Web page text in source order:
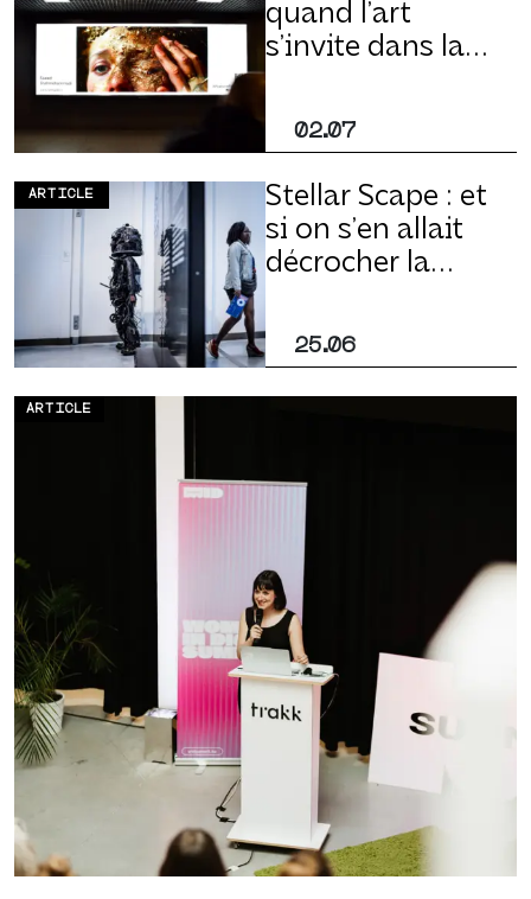
02.07
quand l’art
s’invite dans la
ARTICLE
25.06
Stellar Scape : et
si on s’en allait
décrocher la
ARTICLE